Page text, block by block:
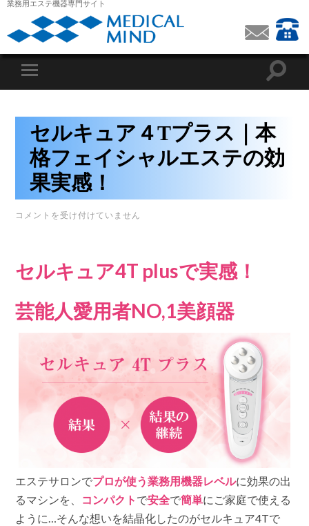
業務用エステ機器専門サイト
セルキュア４Tプラス｜本
格フェイシャルエステの効
果実感！
セ
４
ラ
ス
効
果
実
感！
コメントを受け付けていません
セルキュア4T plusで実感！
芸能人愛用者NO,1美顔器
エステサロンでプロが使う業務用機器レベルに効果の出
るマシンを、 コンパクト で安全で簡単にご家庭で使える
ように…そんな想いを結晶化したのがセルキュア4Tで